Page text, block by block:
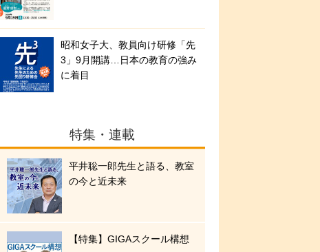
昭和女子大、教員向け研修「先
3」9月開講…日本の教育の強み
に着目
特集・連載
平井聡一郎先生と語る、教室
の今と近未来
【特集】GIGAスクール構想